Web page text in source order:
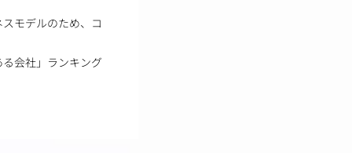
モデルのため、コ
会社」ランキング